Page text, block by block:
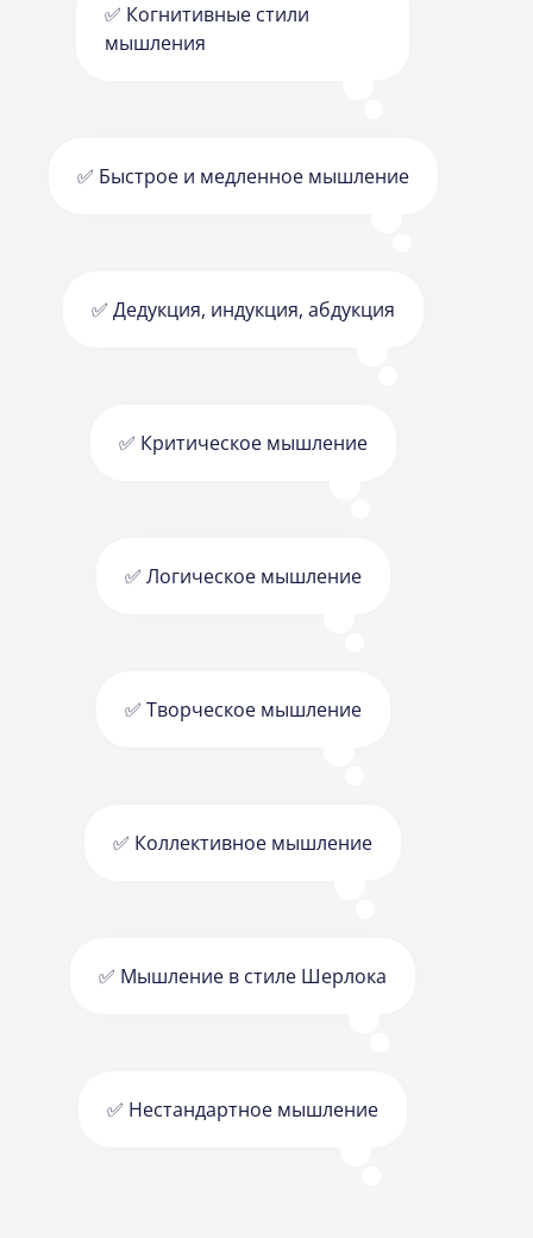
✅ Когнитивные стили
мышления
✅ Быстрое и медленное мышление
✅ Дедукция, индукция, абдукция
✅ Критическое мышление
✅ Логическое мышление
✅ Творческое мышление
✅ Коллективное мышление
✅ Мышление в стиле Шерлока
✅ Нестандартное мышление